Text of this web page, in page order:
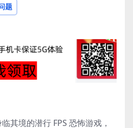
题
其境的潜行 FPS 恐怖游戏，